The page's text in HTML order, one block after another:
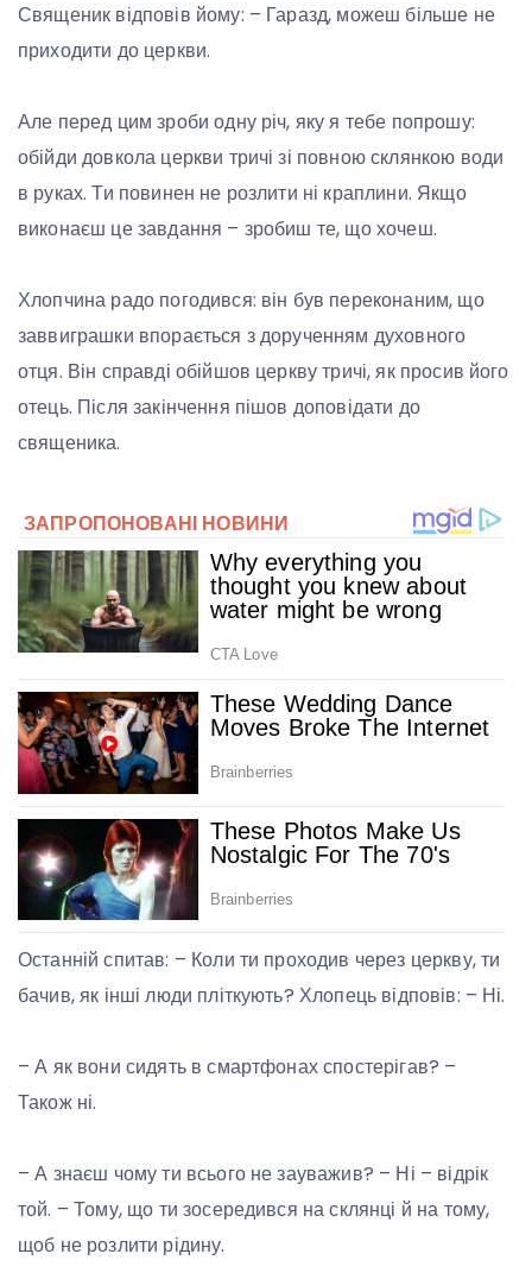
Священик відповів йому: – Гаразд, можеш більше не
приходити до церкви.
Але перед цим зроби одну річ, яку я тебе попрошу:
обійди довкола церкви тричі зі повною склянкою води
в руках. Ти повинен не розлити ні краплини. Якщо
виконаєш це завдання – зробиш те, що хочеш.
Хлопчина радо погодився: він був переконаним, що
заввиграшки впорається з дорученням духовного
отця. Він справді обійшов церкву тричі, як просив його
отець. Після закінчення пішов доповідати до
священика.
Останній спитав: – Коли ти проходив через церкву, ти
бачив, як інші люди пліткують? Хлопець відповів: – Ні.
– А як вони сидять в смартфонах спостерігав? –
Також ні.
– А знаєш чому ти всього не зауважив? – Ні – відрік
той. – Тому, що ти зосередився на склянці й на тому,
щоб не розлити рідину.